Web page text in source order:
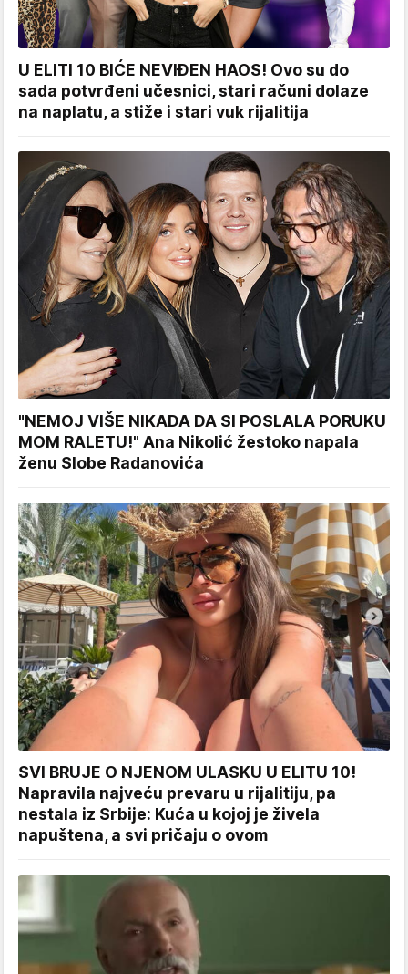
U ELITI 10 BIĆE NEVIĐEN HAOS! Ovo su do
sada potvrđeni učesnici, stari računi dolaze
na naplatu, a stiže i stari vuk rijalitija
"NEMOJ VIŠE NIKADA DA SI POSLALA PORUKU
MOM RALETU!" Ana Nikolić žestoko napala
ženu Slobe Radanovića
SVI BRUJE O NJENOM ULASKU U ELITU 10!
Napravila najveću prevaru u rijalitiju, pa
nestala iz Srbije: Kuća u kojoj je živela
napuštena, a svi pričaju o ovom